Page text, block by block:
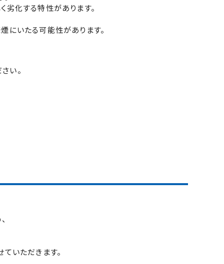
劣化する特性があります。
にいたる可能性があります。
い。
いただきます。